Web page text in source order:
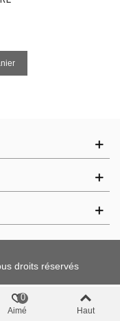
droits réservés
Aimé
0
Haut